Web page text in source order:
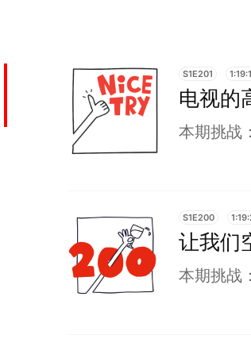
S1E201
电视的
本期挑战
S1E200
让我们
本期挑战